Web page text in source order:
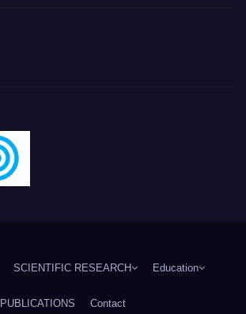
SCIENTIFIC RESEARCH Education
PUBLICATIONS Contact